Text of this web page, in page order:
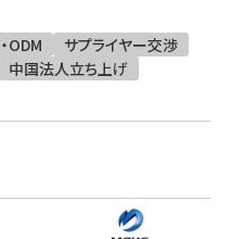
ODM
サプライヤー交渉
中国法人立ち上げ